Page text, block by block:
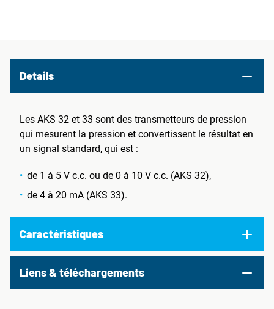
Details
Les AKS 32 et 33 sont des transmetteurs de pression
qui mesurent la pression et convertissent le résultat en
un signal standard, qui est :
de 1 à 5 V c.c. ou de 0 à 10 V c.c. (AKS 32),
de 4 à 20 mA (AKS 33).
Caractéristiques
Liens & téléchargements